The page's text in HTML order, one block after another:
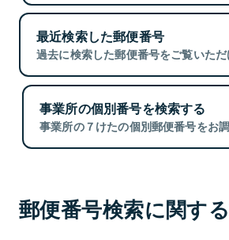
最近検索した郵便番号
過去に検索した郵便番号をご覧いただ
事業所の個別番号を検索する
事業所の７けたの個別郵便番号をお調
郵便番号検索に関す